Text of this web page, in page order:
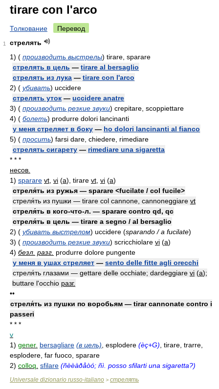
tirare con l'arco
Толкование Перевод
1
стрелять
1) ( производить выстрелы) tirare, sparare
стрелять в цель — tirare al bersaglio
стрелять из лука — tirare con l'arco
2) ( убивать) uccidere
стрелять уток — uccidere anatre
3) ( производить резкие звуки) crepitare, scoppiettare
4) ( болеть) produrre dolori lancinanti
у меня стреляет в боку — ho dolori lancinanti al fianco
5) ( просить) farsi dare, chiedere, rimediare
стрелять сигарету — rimediare una sigaretta
* * *
несов.
1) sparare vt vi (a) , tirare vt vi (a)
стреля́ть из ружья — sparare <fucilate / col fucile>
стреля́ть из пушки — tirare col cannone, cannoneggiare vt
стреля́ть в кого-что-л. — sparare contro qd, qc
стреля́ть в цель — tirare a segno / al bersaglio
2) ( убивать выстрелом) uccidere (sparando / a fucilate)
3) ( производить резкие звуки) scricchiolare vi (a)
4) безл. разг. produrre dolore pungente
у меня в ушах стреляет — sento delle fitte agli orecchi
стреля́ть глазами — gettare delle occhiate; dardeggiare vi (a);
buttare l'occhio разг.
••
стреля́ть из пушки по воробьям — tirar cannonate contro i
passeri
* * *
v
1) gener. bersagliare (в цель) , esplodere (èç+G) , tirare, trarre,
esplodere, far fuoco, sparare
2) colloq. sfilare (ñèèàðåòó; ñì. posso sfilarti una sigaretta?)
Universale dizionario russo-italiano > стрелять